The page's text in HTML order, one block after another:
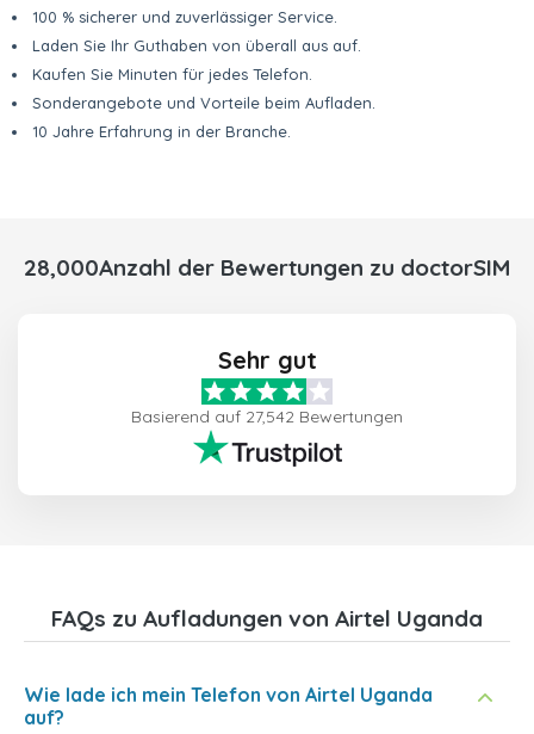
100 % sicherer und zuverlässiger Service.
Laden Sie Ihr Guthaben von überall aus auf.
Kaufen Sie Minuten für jedes Telefon.
Sonderangebote und Vorteile beim Aufladen.
10 Jahre Erfahrung in der Branche.
28,000Anzahl der Bewertungen zu doctorSIM
Sehr gut
Basierend auf 27,542 Bewertungen
FAQs zu Aufladungen von Airtel Uganda
Wie lade ich mein Telefon von Airtel Uganda
auf?